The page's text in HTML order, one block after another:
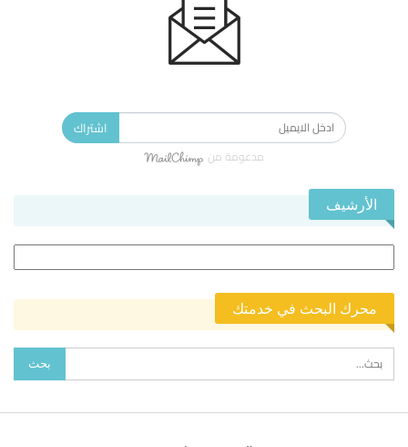
اشتراك
مدعومة من
الأرشيف
محرك البحث في خدمتك